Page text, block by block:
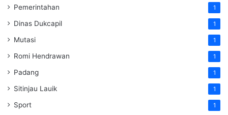
Pemerintahan 1
Dinas Dukcapil 1
Mutasi 1
Romi Hendrawan 1
Padang 1
Sitinjau Lauik 1
Sport 1